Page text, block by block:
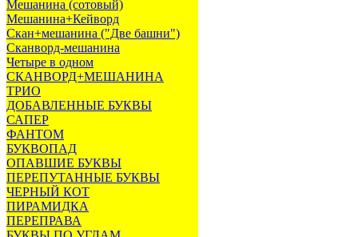
Мешанина (сотовый)
Мешанина+Кейворд
Скан+мешанина ("Две башни")
Сканворд-мешанина
Четыре в одном
СКАНВОРД+МЕШАНИНА
ТРИО
ДОБАВЛЕННЫЕ БУКВЫ
САПЕР
ФАНТОМ
БУКВОПАД
ОПАВШИЕ БУКВЫ
ПЕРЕПУТАННЫЕ БУКВЫ
ЧЕРНЫЙ КОТ
ПИРАМИДКА
ПЕРЕПРАВА